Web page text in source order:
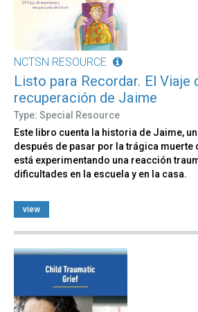
NCTSN RESOURCE
Listo para Recordar. El Viaje
recuperación de Jaime
Type: Special Resource
Este libro cuenta la historia de Jaime,
después de pasar por la trágica muerte
está experimentando una reacción
dificultades en la escuela y en la casa.
view